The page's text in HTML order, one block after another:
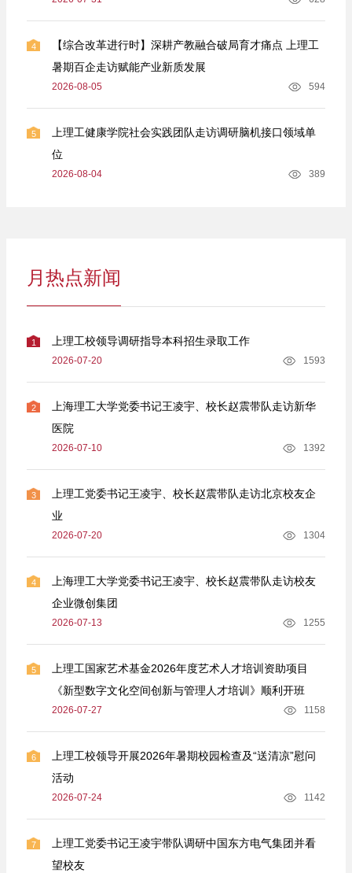
4
【综合改革进行时】深耕产教融合破局育才痛点 上理工
暑期百企走访赋能产业新质发展
2026-08-05 594
5
上理工健康学院社会实践团队走访调研脑机接口领域单
位
2026-08-04 389
月热点新闻
1 上理工校领导调研指导本科招生录取工作
2026-07-20 1593
2
上海理工大学党委书记王凌宇、校长赵震带队走访新华
医院
2026-07-10 1392
3
上理工党委书记王凌宇、校长赵震带队走访北京校友企
业
2026-07-20 1304
4
上海理工大学党委书记王凌宇、校长赵震带队走访校友
企业微创集团
2026-07-13 1255
5
上理工国家艺术基金2026年度艺术人才培训资助项目
《新型数字文化空间创新与管理人才培训》顺利开班
2026-07-27 1158
6
上理工校领导开展2026年暑期校园检查及“送清凉”慰问
活动
2026-07-24 1142
7
上理工党委书记王凌宇带队调研中国东方电气集团并看
望校友